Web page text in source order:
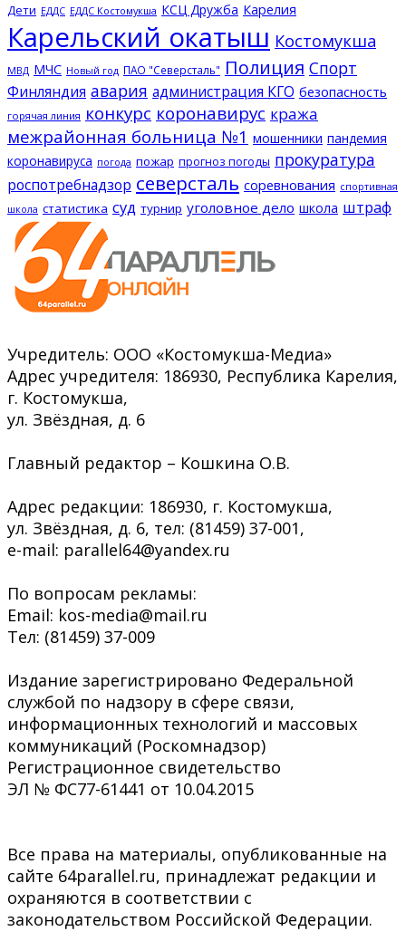
Дети ЕДДС ЕДДС Костомукша КСЦ Дружба Карелия
Карельский окатыш Костомукша
МВД МЧС Новый год ПАО "Северсталь" Полиция Спорт
Финляндия авария администрация КГО безопасность
горячая линия конкурс коронавирус кража
межрайонная больница №1 мошенники пандемия
коронавируса погода пожар прогноз погоды прокуратура
роспотребнадзор северсталь соревнования спортивная
школа статистика суд турнир уголовное дело школа штраф
Учредитель: ООО «Костомукша-Медиа»
Адрес учредителя: 186930, Республика Карелия,
г. Костомукша,
ул. Звёздная, д. 6
Главный редактор – Кошкина О.В.
Адрес редакции: 186930, г. Костомукша,
ул. Звёздная, д. 6, тел: (81459) 37-001,
e-mail: parallel64@yandex.ru
По вопросам рекламы:
Email: kos-media@mail.ru
Тел: (81459) 37-009
Издание зарегистрировано Федеральной
службой по надзору в сфере связи,
информационных технологий и массовых
коммуникаций (Роскомнадзор)
Регистрационное свидетельство
ЭЛ № ФС77-61441 от 10.04.2015
Все права на материалы, опубликованные на
сайте 64parallel.ru, принадлежат редакции и
охраняются в соответствии с
законодательством Российской Федерации.